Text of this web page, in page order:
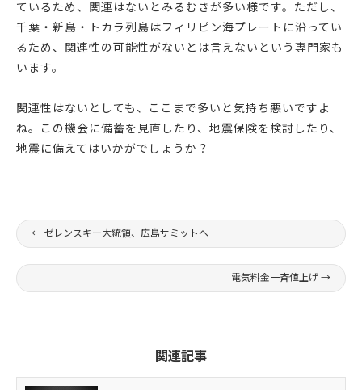
ているため、関連はないとみるむきが多い様です。ただし、
千葉・新島・トカラ列島はフィリピン海プレートに沿ってい
るため、関連性の可能性がないとは言えないという専門家も
います。
関連性はないとしても、ここまで多いと気持ち悪いですよ
ね。この機会に備蓄を見直したり、地震保険を検討したり、
地震に備えてはいかがでしょうか？
← ゼレンスキー大統領、広島サミットへ
電気料金一斉値上げ →
関連記事